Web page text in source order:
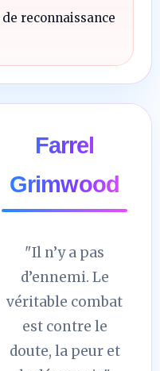
reconnaissance
Farrel
Grimwood
"Il n’y a pas
d’ennemi. Le
véritable combat
est contre le
doute, la peur et